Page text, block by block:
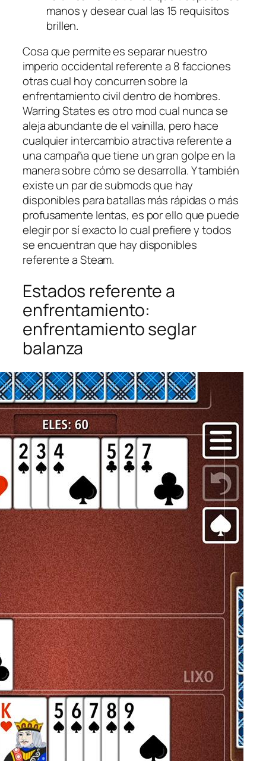
manos y desear cual las 15 requisitos
brillen.
Cosa que permite es separar nuestro
imperio occidental referente a 8 facciones
otras cual hoy concurren sobre la
enfrentamiento civil dentro de hombres.
Warring States es otro mod cual nunca se
aleja abundante de el vainilla, pero hace
cualquier intercambio atractiva referente a
una campaña que tiene un gran golpe en la
manera sobre cómo se desarrolla. Y también
existe un par de submods que hay
disponibles para batallas más rápidas o más
profusamente lentas, es por ello que puede
elegir por sí exacto lo cual prefiere y todos
se encuentran que hay disponibles
referente a Steam.
Estados referente a
enfrentamiento:
enfrentamiento seglar
balanza